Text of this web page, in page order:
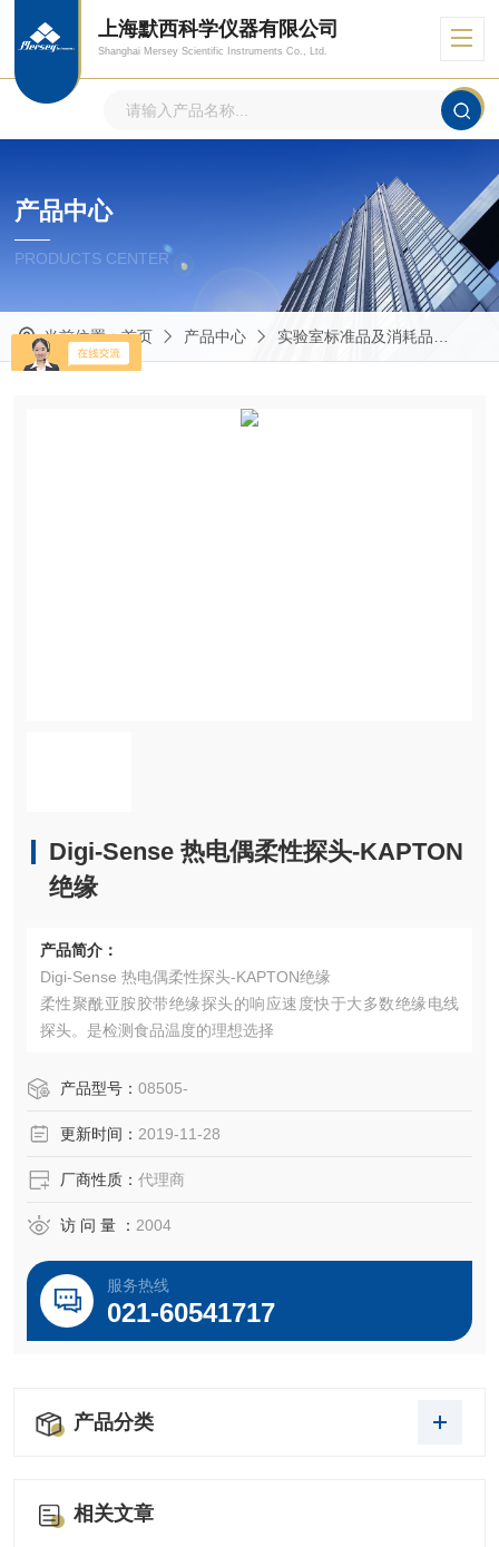
上海默西科学仪器有限公司
Shanghai Mersey Scientific Instruments Co., Ltd.
产品中心
PRODUCTS CENTER
当前位置：首页 产品中心 实验室标准品及消耗品
Digi-Sense 热电偶柔性探头-KAPTON
绝缘
产品简介：
Digi-Sense 热电偶柔性探头-KAPTON绝缘
柔性聚酰亚胺胶带绝缘探头的响应速度快于大多数绝缘电线
探头。是检测食品温度的理想选择
产品型号： 08505-
更新时间： 2019-11-28
厂商性质： 代理商
访 问 量 ： 2004
服务热线
021-60541717
产品分类
相关文章